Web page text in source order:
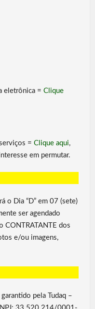
eletrônica = Clique
= Clique aqui,
em permutar.
o Dia “D” em 07 (sete)
ser agendado
CONTRATANTE dos
e/ou imagens,
pela Tudaq –